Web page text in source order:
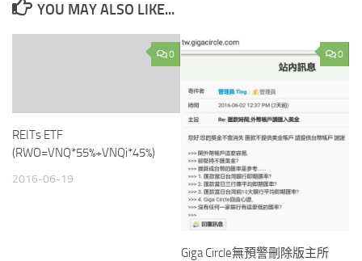
YOU MAY ALSO LIKE...
0
REITs ETF
(RWO=VNQ*55%+VNQi*45%)
2016-06-19
0
Giga Circle無預警刪除版主所